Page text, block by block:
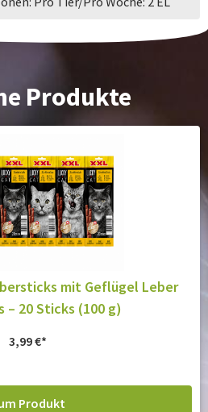
Produkte
mit Geflügel Leber
– 20 Sticks (100 g)
3,99€
Produkt